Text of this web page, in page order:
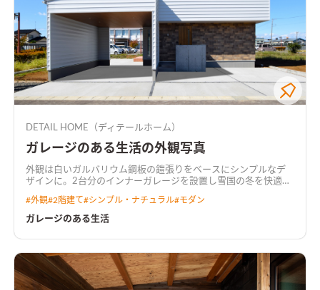
DETAIL HOME（ディテールホーム）
ガレージのある生活の外観写真
外観は白いガルバリウム鋼板の鎧張りをベースにシンプルなデ
ザインに。2台分のインナーガレージを設置し雪国の冬を快適に
LDKの床にホワイトオーク柄を採用し、アクセントとなるクロ
スやカラフルなモザイクタイルを随所にちりばめた。
井で天井高3メートル。内装の仕上げも明るい印象にまとめ空間
を広く演出 ビタミンカラーが彩をそえるキッチン元気がでるビ
タミンカラーのイエローのクロスをアクセントとして毎日の暮
#外観#2階建て #シンプル・ナチュラル#モダン
ガレージのある生活